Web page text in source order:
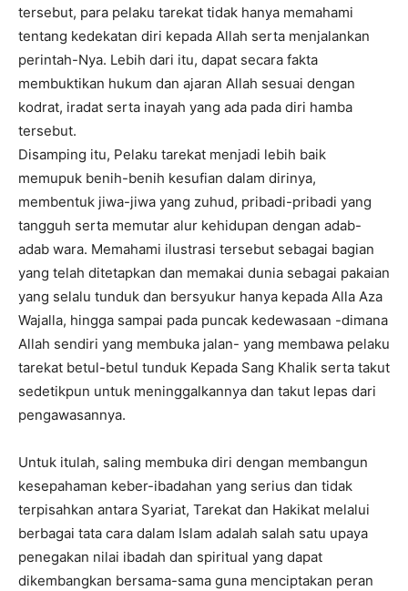
tersebut, para pelaku tarekat tidak hanya memahami
tentang kedekatan diri kepada Allah serta menjalankan
perintah-Nya. Lebih dari itu, dapat secara fakta
membuktikan hukum dan ajaran Allah sesuai dengan
kodrat, iradat serta inayah yang ada pada diri hamba
tersebut.
Disamping itu, Pelaku tarekat menjadi lebih baik
memupuk benih-benih kesufian dalam dirinya,
membentuk jiwa-jiwa yang zuhud, pribadi-pribadi yang
tangguh serta memutar alur kehidupan dengan adab-
adab wara. Memahami ilustrasi tersebut sebagai bagian
yang telah ditetapkan dan memakai dunia sebagai pakaian
yang selalu tunduk dan bersyukur hanya kepada Alla Aza
Wajalla, hingga sampai pada puncak kedewasaan -dimana
Allah sendiri yang membuka jalan- yang membawa pelaku
tarekat betul-betul tunduk Kepada Sang Khalik serta takut
sedetikpun untuk meninggalkannya dan takut lepas dari
pengawasannya.
Untuk itulah, saling membuka diri dengan membangun
kesepahaman keber-ibadahan yang serius dan tidak
terpisahkan antara Syariat, Tarekat dan Hakikat melalui
berbagai tata cara dalam Islam adalah salah satu upaya
penegakan nilai ibadah dan spiritual yang dapat
dikembangkan bersama-sama guna menciptakan peran